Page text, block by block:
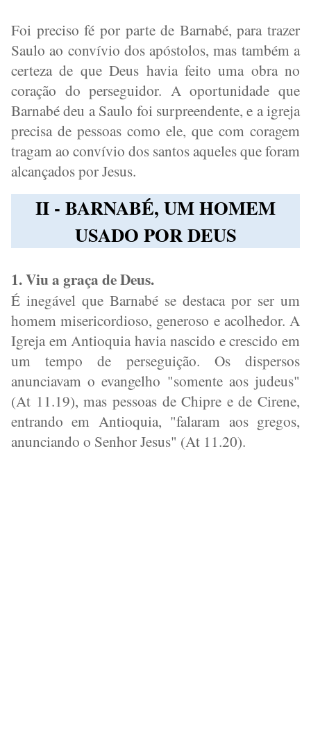
Foi preciso fé por parte de Barnabé, para trazer
Saulo ao convívio dos apóstolos, mas também a
certeza de que Deus havia feito uma obra no
coração do perseguidor. A oportunidade que
Barnabé deu a Saulo foi surpreendente, e a igreja
precisa de pessoas como ele, que com coragem
tragam ao convívio dos santos aqueles que foram
alcançados por Jesus.
II - BARNABÉ, UM HOMEM
USADO POR DEUS
1. Viu a graça de Deus.
É inegável que Barnabé se destaca por ser um
homem misericordioso, generoso e acolhedor. A
Igreja em Antioquia havia nascido e crescido em
um tempo de perseguição. Os dispersos
anunciavam o evangelho "somente aos judeus"
(At 11.19), mas pessoas de Chipre e de Cirene,
entrando em Antioquia, "falaram aos gregos,
anunciando o Senhor Jesus" (At 11.20).